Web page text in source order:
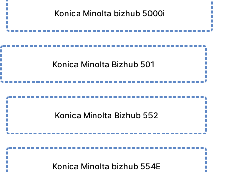
Konica Minolta bizhub 5000i
Konica Minolta Bizhub 501
Konica Minolta Bizhub 552
Konica Minolta bizhub 554E